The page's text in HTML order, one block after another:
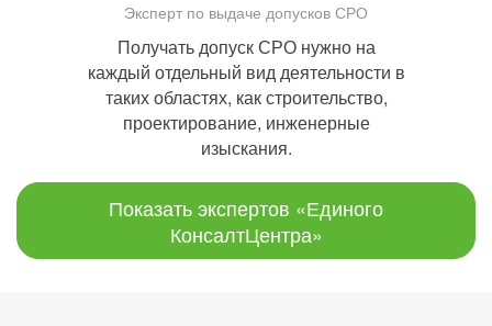
Эксперт по выдаче допусков СРО
Получать допуск СРО нужно на
каждый отдельный вид деятельности в
таких областях, как строительство,
проектирование, инженерные
изыскания.
Показать экспертов «Единого
КонсалтЦентра»